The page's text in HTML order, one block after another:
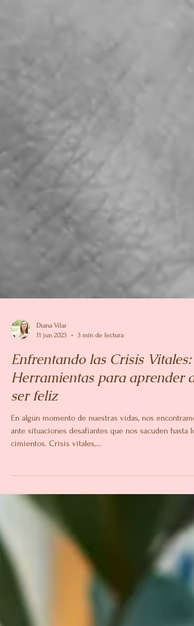
11 jun 2023
3 min de lectura
Enfrentando las Crisis Vitales: 6
Herramientas para aprender a
ser feliz
En algún momento de nuestras vidas, nos